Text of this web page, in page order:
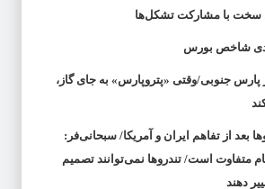
سخت با مشارکت تشکل‌ها
جنوبی/وقتی «پتروپارس» به جای گاز،
بعد از تفاهم ایران و آمریکا/ سبحانی‌فر:
متفاوت است/ تندروها نمی‌توانند تصمیم
دهند